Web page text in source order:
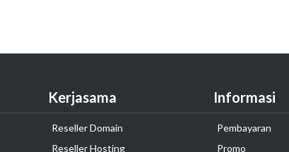
Kerjasama
Reseller Domain
Reseller Hosting
Informasi
Pembayaran
Promo